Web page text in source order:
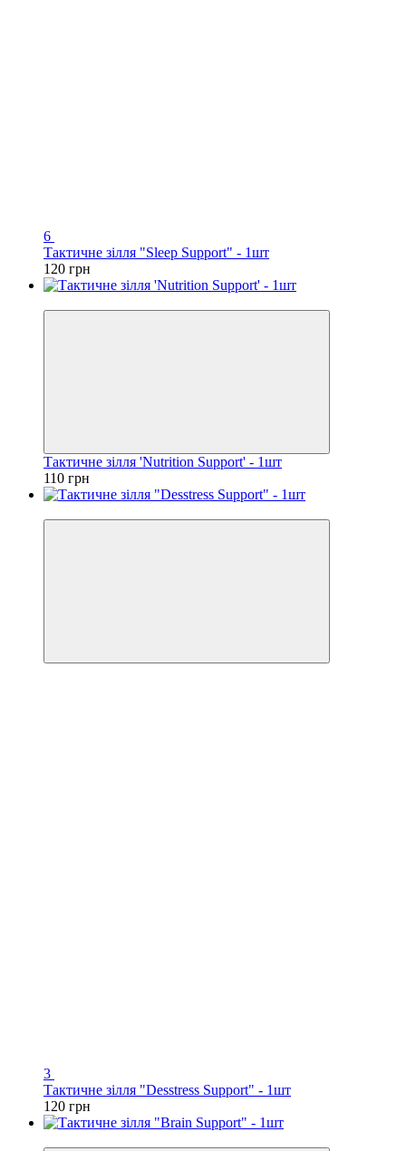
6
Тактичне зілля "Sleep Support" - 1шт
120 грн
Тактичне зілля 'Nutrition Support' - 1шт
110 грн
3
Тактичне зілля "Desstress Support" - 1шт
120 грн